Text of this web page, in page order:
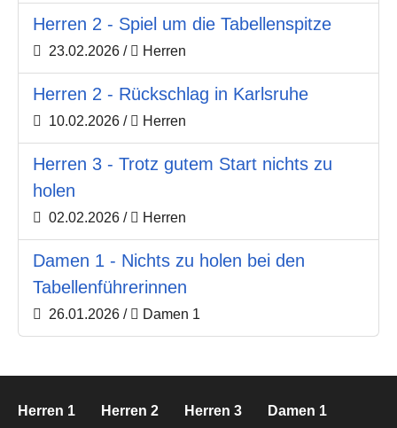
Herren 2 - Spiel um die Tabellenspitze
23.02.2026 / Herren
Herren 2 - Rückschlag in Karlsruhe
10.02.2026 / Herren
Herren 3 - Trotz gutem Start nichts zu
holen
02.02.2026 / Herren
Damen 1 - Nichts zu holen bei den
Tabellenführerinnen
26.01.2026 / Damen 1
Herren 1
Herren 2
Herren 3
Damen 1